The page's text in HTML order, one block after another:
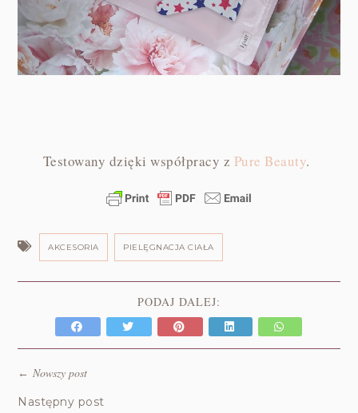
Testowany dzięki współpracy z Pure Beauty.
AKCESORIA PIELĘGNACJA CIAŁA
PODAJ DALEJ:
←Nowszy post
Następny post